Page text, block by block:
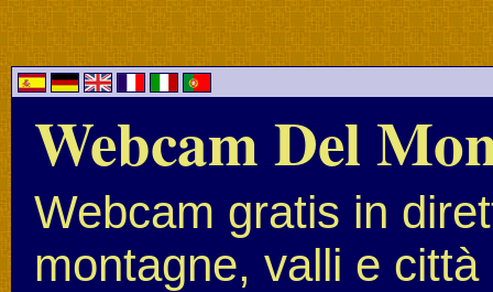
Webcam Del
Webcam gratis in
montagne, valli e città